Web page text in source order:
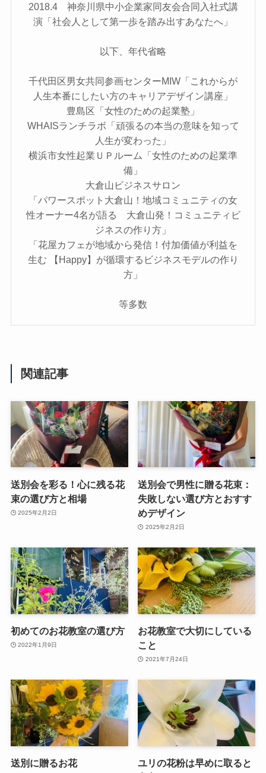
2018.4 神奈川県中小企業家同友会合同入社式講
演「社会人として第一歩を踏み出すあなたへ」
以下、年代省略
千代田区男女共同参画センターMIW「これからが
人生本番にしたい方のキャリアデザイン講座」
豊島区「女性のための起業塾」
WHAISランチラボ「頑張るの本当の意味を知って
人生が変わった」
横浜市女性起業ＵＰルーム「女性のための起業準
備」
大倉山ビジネスサロン
「パワースポット大倉山！地域コミュニティの女
性オーナー4名が語る 大倉山発！コミュニティビ
ジネスの作り方」
「花屋カフェが地域から発信！付加価値が利益を
生む 【Happy】が循環するビジネスモデルの作り
方」
等多数
関連記事
送別会を彩る！心に残る花
束の選び方と相場
2025年2月2日
送別会で男性に贈る花束：
失敗しない選び方とおすす
めデザイン
2025年2月2日
初めてのお花教室の選び方
2022年1月9日
お花教室で大切にしている
こと
2021年7月24日
送別に贈るお花
ユリの花粉は早めに取ると